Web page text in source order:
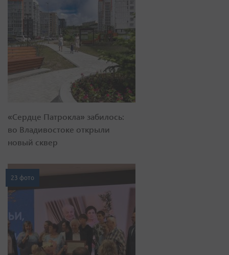
«Сердце Патрокла» забилось:
во Владивостоке открыли
новый сквер
23 фото